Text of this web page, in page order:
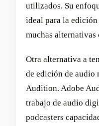
utilizados. Su
ideal para la
muchas alternativas
Otra alternativa a
de edición de audio
Audition. Adobe
trabajo de audio
podcasters